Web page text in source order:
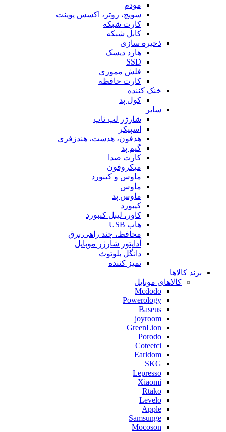
مودم
سویچ، روتر، اکسس پوینت
کارت شبکه
کابل شبکه
ذخیره سازی
هارد دیسک
SSD
فلش مموری
کارت حافظه
خنک کننده
کول پد
سایر
شارژر لپ تاپ
اسپیکر
هدفون، هدست، هندزفری
گیم پد
کارت صدا
میکروفون
ماوس و کیبورد
ماوس
ماوس پد
کیبورد
کاور، لیبل کیبورد
هاب USB
محافظ، چند راهی برق
آداپتور شارژر موبایل
دانگل بلوتوث
تمیز کننده
برند کالاها
کالاهای موبایل
Mcdodo
Powerology
Baseus
joyroom
GreenLion
Porodo
Coteetci
Earldom
SKG
Lepresso
Xiaomi
Rtako
Levelo
Apple
Samsunge
Mocoson